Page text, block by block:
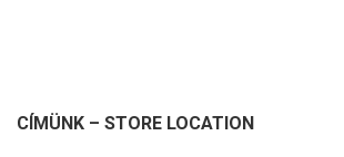
CÍMÜNK – STORE LOCATION